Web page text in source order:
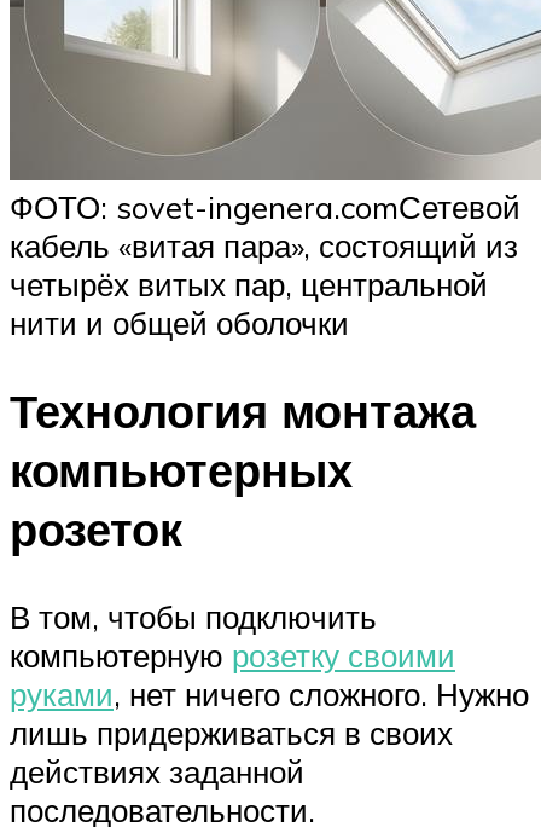
ФОТО: sovet-ingenera.comСетевой
кабель «витая пара», состоящий из
четырёх витых пар, центральной
нити и общей оболочки
Технология монтажа
компьютерных
розеток
В том, чтобы подключить
компьютерную розетку своими
руками, нет ничего сложного. Нужно
лишь придерживаться в своих
действиях заданной
последовательности.